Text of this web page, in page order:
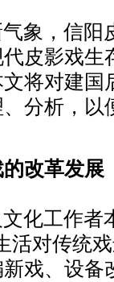
象，信阳
皮影戏
将对建国
分析，
改革发展
化工作者
活对传统
戏、设备